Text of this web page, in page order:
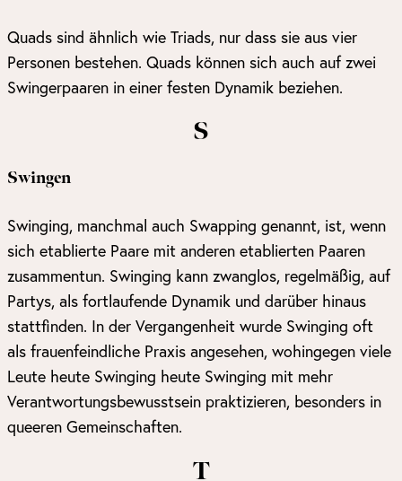
Quads sind ähnlich wie Triads, nur dass sie aus vier
Personen bestehen. Quads können sich auch auf zwei
Swingerpaaren in einer festen Dynamik beziehen.
S
Swingen
Swinging, manchmal auch Swapping genannt, ist, wenn
sich etablierte Paare mit anderen etablierten Paaren
zusammentun. Swinging kann zwanglos, regelmäßig, auf
Partys, als fortlaufende Dynamik und darüber hinaus
stattfinden. In der Vergangenheit wurde Swinging oft
als frauenfeindliche Praxis angesehen, wohingegen viele
Leute heute Swinging heute Swinging mit mehr
Verantwortungsbewusstsein praktizieren, besonders in
queeren Gemeinschaften.
T